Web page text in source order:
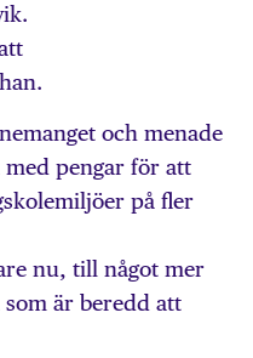
och menade
med pengar för att
på fler
nu, till något mer
är beredd att